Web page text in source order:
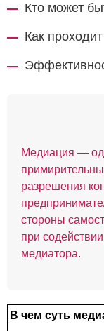
Кто может
Как
Медиация —
разрешения
стороны
при
медиатора.
В чем суть